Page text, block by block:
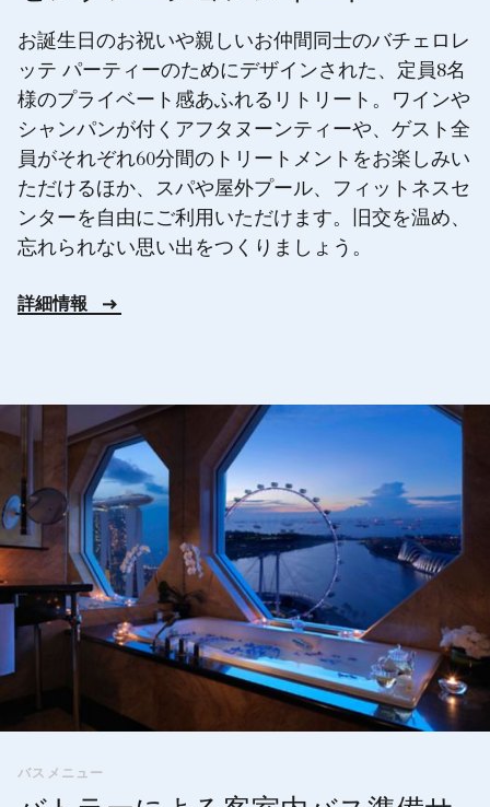
お誕生日のお祝いや親しいお仲間同士のバチェロレ
ッテ パーティーのためにデザインされた、定員8名
様のプライベート感あふれるリトリート。ワインや
シャンパンが付くアフタヌーンティーや、ゲスト全
員がそれぞれ60分間のトリートメントをお楽しみい
ただけるほか、スパや屋外プール、フィットネスセ
ンターを自由にご利用いただけます。旧交を温め、
忘れられない思い出をつくりましょう。
詳細情報
バスメニュー